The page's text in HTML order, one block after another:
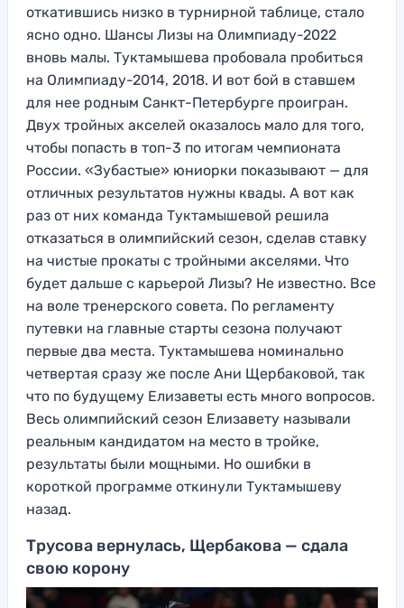
откатившись низко в турнирной таблице, стало
ясно одно. Шансы Лизы на Олимпиаду-2022
вновь малы. Туктамышева пробовала пробиться
на Олимпиаду-2014, 2018. И вот бой в ставшем
для нее родным Санкт-Петербурге проигран.
Двух тройных акселей оказалось мало для того,
чтобы попасть в топ-3 по итогам чемпионата
России. «Зубастые» юниорки показывают — для
отличных результатов нужны квады. А вот как
раз от них команда Туктамышевой решила
отказаться в олимпийский сезон, сделав ставку
на чистые прокаты с тройными акселями. Что
будет дальше с карьерой Лизы? Не известно. Все
на воле тренерского совета. По регламенту
путевки на главные старты сезона получают
первые два места. Туктамышева номинально
четвертая сразу же после Ани Щербаковой, так
что по будущему Елизаветы есть много вопросов.
Весь олимпийский сезон Елизавету называли
реальным кандидатом на место в тройке,
результаты были мощными. Но ошибки в
короткой программе откинули Туктамышеву
назад.
Трусова вернулась, Щербакова — сдала
свою корону